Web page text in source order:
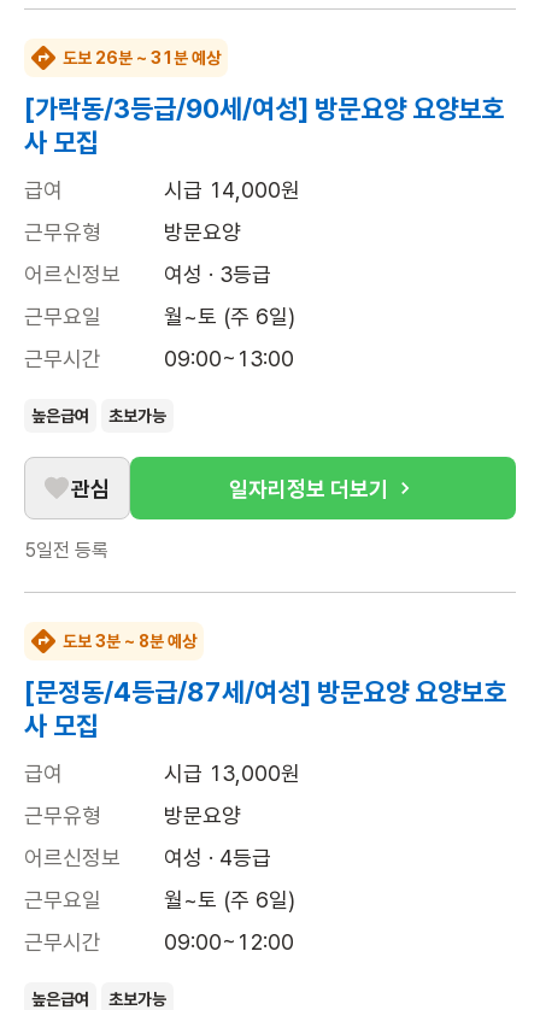
도보 26분 ~ 31분 예상
[가락동/3등급/90세/여성] 방문요양 요양보호
사 모집
급여
시급 14,000원
근무유형
방문요양
어르신정보
여성 · 3등급
근무요일
월~토 (주 6일)
근무시간
09:00~13:00
높은급여 초보가능
관심 일자리정보 더보기
5일전 등록
도보 3분 ~ 8분 예상
[문정동/4등급/87세/여성] 방문요양 요양보호
사 모집
급여
시급 13,000원
근무유형
방문요양
어르신정보
여성 · 4등급
근무요일
월~토 (주 6일)
근무시간
09:00~12:00
높은급여 초보가능